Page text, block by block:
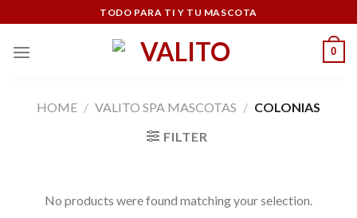
to
content
TODO PARA TI Y TU MASCOTA
0
HOME / VALITO SPA MASCOTAS / COLONIAS
FILTER
No products were found matching your selection.